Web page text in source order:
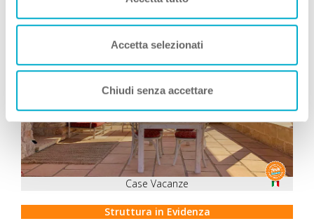
Accetta selezionati
Chiudi senza accettare
Case Vacanze
Struttura in Evidenza